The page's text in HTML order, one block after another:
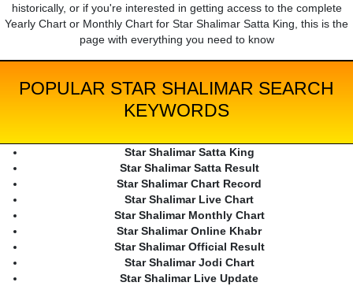
historically, or if you're interested in getting access to the complete
Yearly Chart or Monthly Chart for Star Shalimar Satta King, this is the
page with everything you need to know
POPULAR STAR SHALIMAR SEARCH
KEYWORDS
Star Shalimar Satta King
Star Shalimar Satta Result
Star Shalimar Chart Record
Star Shalimar Live Chart
Star Shalimar Monthly Chart
Star Shalimar Online Khabr
Star Shalimar Official Result
Star Shalimar Jodi Chart
Star Shalimar Live Update